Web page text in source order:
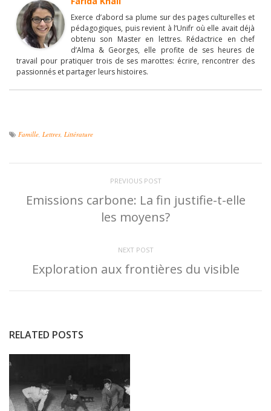
Exerce d’abord sa plume sur des pages culturelles et
pédagogiques, puis revient à l’Unifr où elle avait déjà
obtenu son Master en lettres. Rédactrice en chef
d’Alma & Georges, elle profite de ses heures de
travail pour pratiquer trois de ses marottes: écrire, rencontrer des
passionnés et partager leurs histoires.
Famille Lettres Littérature
PREVIOUS POST
Emissions carbone: La fin justifie-t-elle
les moyens?
NEXT POST
Exploration aux frontières du visible
RELATED POSTS